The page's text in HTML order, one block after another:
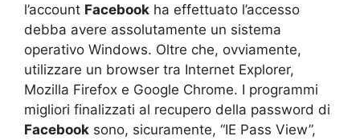
l’account Facebook ha effettuato l’accesso
debba avere assolutamente un sistema
operativo Windows. Oltre che, ovviamente,
utilizzare un browser tra Internet Explorer,
Mozilla Firefox e Google Chrome. I programmi
migliori finalizzati al recupero della password di
Facebook sono, sicuramente, “IE Pass View”,